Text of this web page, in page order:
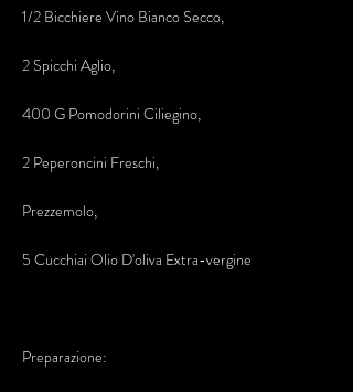
1/2 Bicchiere Vino Bianco Secco,
2 Spicchi Aglio,
400 G Pomodorini Ciliegino,
2 Peperoncini Freschi,
Prezzemolo,
5 Cucchiai Olio D'oliva Extra-vergine
Preparazione: